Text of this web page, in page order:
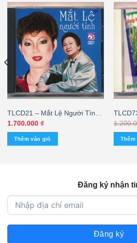
TLCD21 – Mắt Lệ Người Tình
– Kim Anh – Duy Quang (Bìa
tái, 3 góc) KGNEW
1.700.000 ₫
Thêm vào giỏ
Nay –
KGTC
Thêm
Đăng ký nhận
Đăng ký